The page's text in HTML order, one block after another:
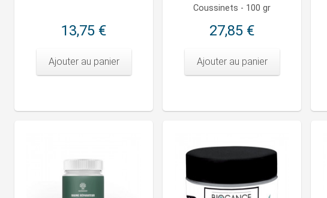
13,75 €
Ajouter au panier
Coussinets - 100 gr
27,85 €
Ajouter au panier